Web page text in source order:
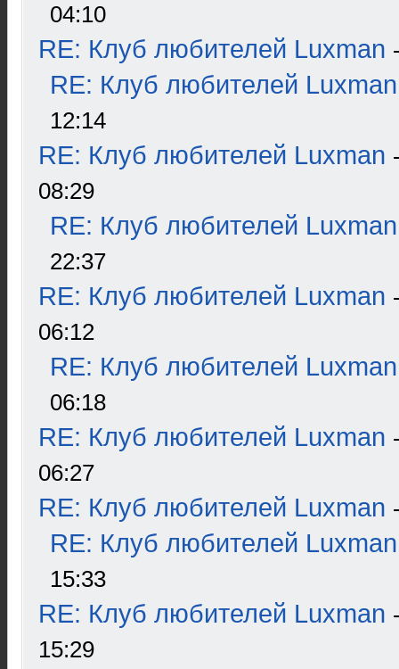
04:10
RE: Клуб любителей Luxman
RE: Клуб любителей Luxman
12:14
RE: Клуб любителей Luxman
08:29
RE: Клуб любителей Luxman
22:37
RE: Клуб любителей Luxman
06:12
RE: Клуб любителей Luxman
06:18
RE: Клуб любителей Luxman
06:27
RE: Клуб любителей Luxman
RE: Клуб любителей Luxman
15:33
RE: Клуб любителей Luxman
15:29